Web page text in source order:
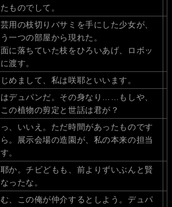
ものでして。
用の枝切りバサミを手にした少女が、
一つの部屋から現れた。
に落ちていた枝をひろいあげ、ロボッ
に渡す。
めまして、私は咲耶といいます。
デュパンだ。その身なり……もしや、
の植物の剪定と世話は君が？
、いいえ。ただ時間があったものです
。展示会場の造園が、私の本来の担当
。
か。チビどもも、前よりずいぶんと賢
ったな。
、この俺が仲介するとしよう。デュパ